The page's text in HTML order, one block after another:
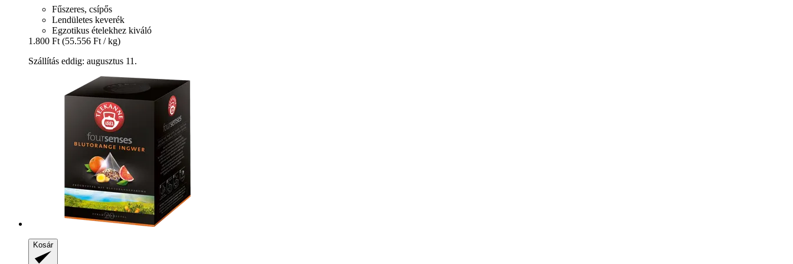
Fűszeres, csípős
Lendületes keverék
Egzotikus ételekhez kiváló
1.800 Ft (55.556 Ft / kg)
Szállítás eddig: augusztus 11.
Kosár